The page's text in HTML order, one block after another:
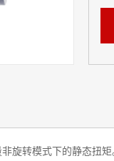
旋转模式下的静态扭矩